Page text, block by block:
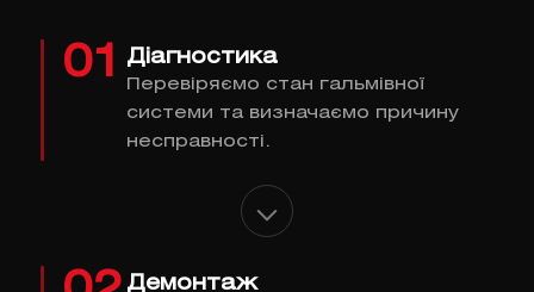
01 Діагностика
Перевіряємо стан гальмівної
системи та визначаємо причину
несправності.
Демонтаж